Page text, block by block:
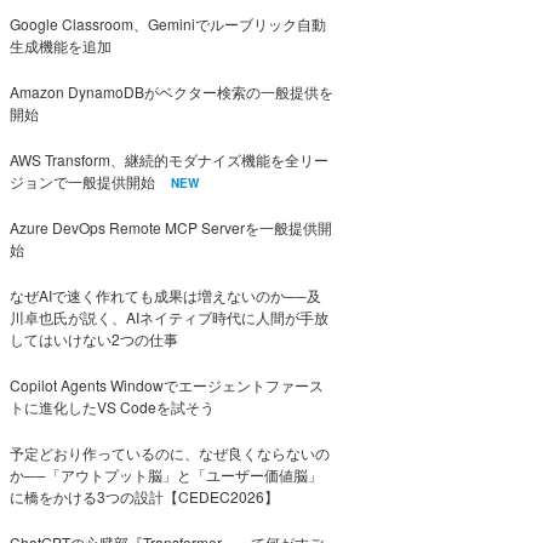
Google Classroom、Geminiでルーブリック自動
生成機能を追加
Amazon DynamoDBがベクター検索の一般提供を
開始
AWS Transform、継続的モダナイズ機能を全リー
ジョンで一般提供開始
NEW
Azure DevOps Remote MCP Serverを一般提供開
始
なぜAIで速く作れても成果は増えないのか──及
川卓也氏が説く、AIネイティブ時代に人間が手放
してはいけない2つの仕事
Copilot Agents Windowでエージェントファース
トに進化したVS Codeを試そう
予定どおり作っているのに、なぜ良くならないの
か──「アウトプット脳」と「ユーザー価値脳」
に橋をかける3つの設計【CEDEC2026】